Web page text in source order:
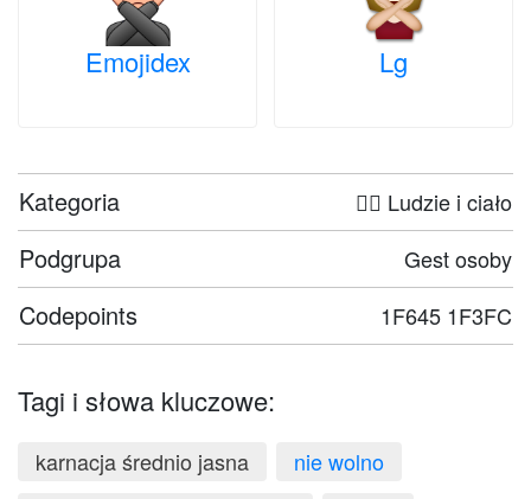
Emojidex Lg
Kategoria 🤦‍♀️ Ludzie i ciało
Podgrupa Gest osoby
Codepoints 1F645 1F3FC
Tagi i słowa kluczowe:
karnacja średnio jasna
nie wolno